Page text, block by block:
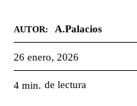
AUTOR: A.Palacios
26 enero, 2026
4 min. de lectura